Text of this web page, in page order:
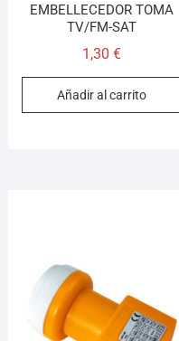
EMBELLECEDOR TOMA
TV/FM-SAT
1,30 €
Añadir al carrito